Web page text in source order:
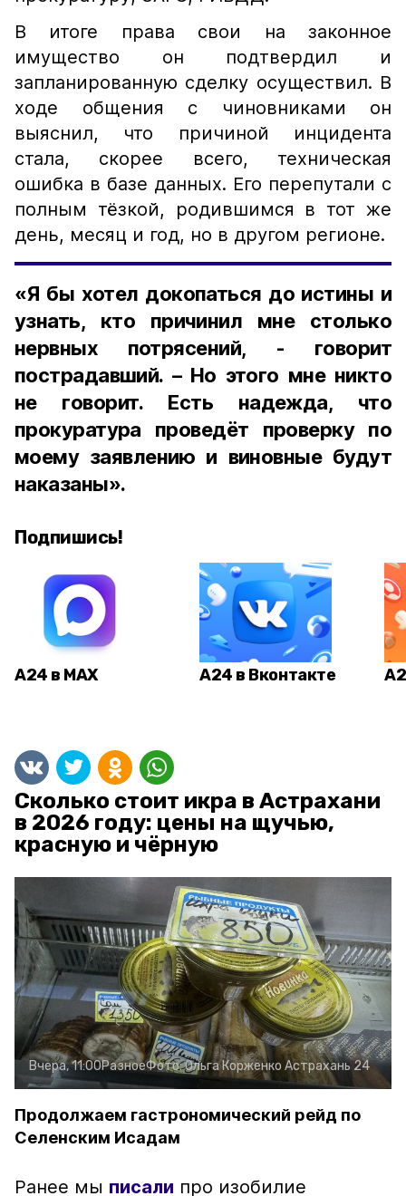
В итоге права свои на законное
имущество он подтвердил и
запланированную сделку осуществил. В
ходе общения с чиновниками он
выяснил, что причиной инцидента
стала, скорее всего, техническая
ошибка в базе данных. Его перепутали с
полным тёзкой, родившимся в тот же
день, месяц и год, но в другом регионе.
«Я бы хотел докопаться до истины и
узнать, кто причинил мне столько
нервных потрясений, - говорит
пострадавший. – Но этого мне никто
не говорит. Есть надежда, что
прокуратура проведёт проверку по
моему заявлению и виновные будут
наказаны».
Подпишись!
А24 в MAX А24 в Вконтакте
Сколько стоит икра в Астрахани
в 2026 году: цены на щучью,
красную и чёрную
Вчера, 11:00РазноеФото:Ольга Корженко Астрахань 24
Продолжаем гастрономический рейд по
Селенским Исадам
Ранее мы писали про изобилие